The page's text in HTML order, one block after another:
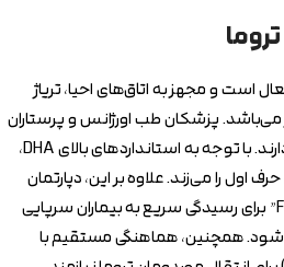
24 ساعته فعال است و مجهز به اتاق‌های احیا، تریاژ
پزشکان طب اورژانس و پرستاران
تریاژ در این بخش نقشی حیاتی دارند. با توجه به استانداردهای بالای DHA،
را می‌زند. علاوه بر این، دپارتمان
اورژانس به سیستم “Fast Track” برای رسیدگی سریع به بیماران سرپایی
شود. همچنین، هماهنگی مستقیم با